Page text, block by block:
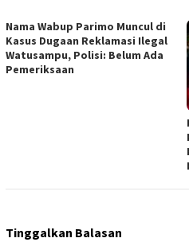
Nama Wabup Parimo Muncul di
Kasus Dugaan Reklamasi Ilegal
Watusampu, Polisi: Belum Ada
Pemeriksaan
Tinggalkan Balasan